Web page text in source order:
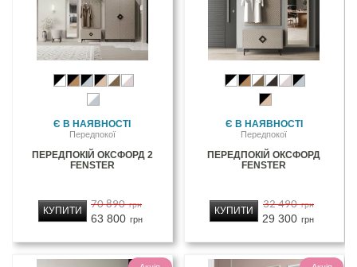
Є В НАЯВНОСТІ
Передпокої
ПЕРЕДПОКІЙ ОКСФОРД 2
FENSTER
70 890 грн
63 800 грн
КУПИТИ
Є В НАЯВНОСТІ
Передпокої
ПЕРЕДПОКІЙ ОКСФОРД
FENSTER
32 490 грн
29 300 грн
КУПИТИ